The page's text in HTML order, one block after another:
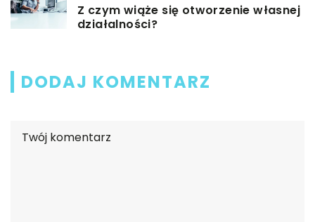
Z czym wiąże się otworzenie własnej
działalności?
DODAJ KOMENTARZ